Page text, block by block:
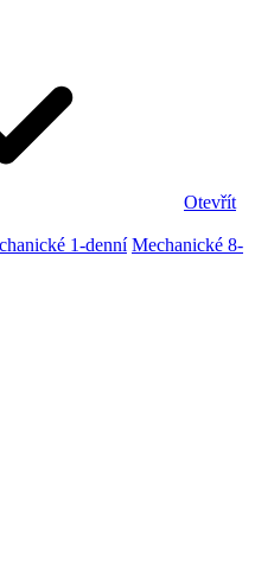
Otevřít
1-denní Mechanické 8-